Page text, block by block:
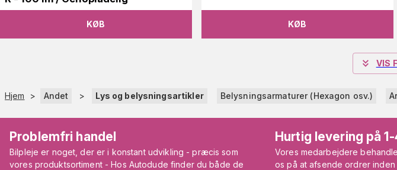
KØB KØB
VIS
Hjem > Andet > Lys og belysningsartikler Belysningsarmaturer (Hexagon osv.)
Problemfri handel
Bilpleje er noget, der er i konstant udvikling - præcis som
vores produktsortiment - Hos Autodude finder du både de
Hurtig levering på
Vores medarbejdere
os på at afsende ordrer